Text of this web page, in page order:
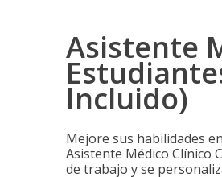
Asistente
Incluido)
Mejore sus habilidades
Asistente Médico Clínico
de trabajo y se